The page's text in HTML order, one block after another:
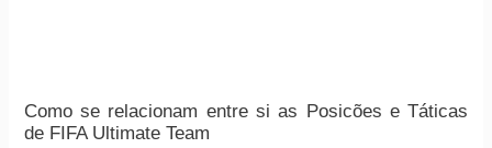
Como se relacionam entre si as Posicões e Táticas
de FIFA Ultimate Team